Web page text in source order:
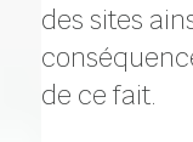
des sites
de ce fait.